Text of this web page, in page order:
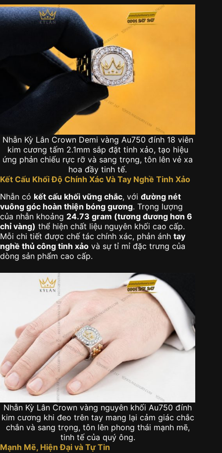
Nhẫn Kỳ Lân Crown Demi vàng Au750 đính 18 viên
kim cương tấm 2.1mm sắp đặt tinh xảo, tạo hiệu
ứng phản chiếu rực rỡ và sang trọng, tôn lên vẻ xa
hoa đầy tinh tế.
Kết Cấu Khối Độ Chính Xác Và Tay Nghề Tinh Xảo
Nhẫn có kết cấu khối vững chắc, với đường nét
vuông góc hoàn thiện bóng gương. Trọng lượng
của nhẫn khoảng 24.73 gram (tương đương hơn 6
chỉ vàng) thể hiện chất liệu nguyên khối cao cấp.
Mỗi chi tiết được chế tác chính xác, phản ánh tay
nghề thủ công tinh xảo và sự tỉ mỉ đặc trưng của
dòng sản phẩm cao cấp.
Nhẫn Kỳ Lân Crown vàng nguyên khối Au750 đính
kim cương khi đeo trên tay mang lại cảm giác chắc
chắn và sang trọng, tôn lên phong thái mạnh mẽ,
tinh tế của quý ông.
Mạnh Mẽ, Hiện Đại và Tự Tin